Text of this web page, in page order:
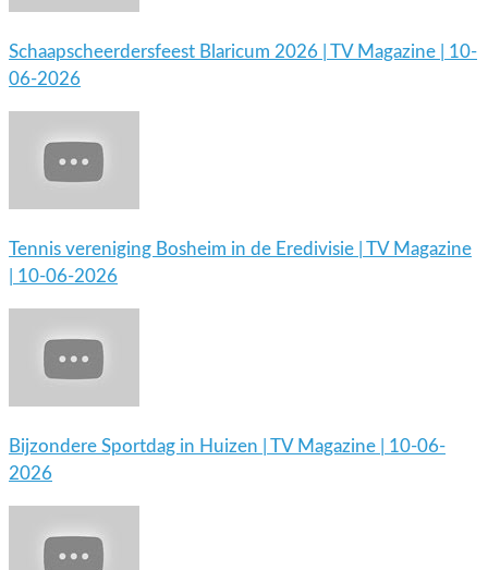
Schaapscheerdersfeest Blaricum 2026 | TV Magazine | 10-
06-2026
Tennis vereniging Bosheim in de Eredivisie | TV Magazine
| 10-06-2026
Bijzondere Sportdag in Huizen | TV Magazine | 10-06-
2026